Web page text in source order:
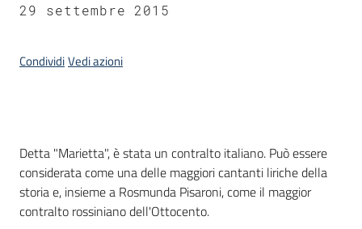
Atti
Piani
Seguici
su
29 settembre 2015
CondividiVedi azioni
Introduzione
Detta "Marietta", è stata un contralto italiano. Può essere
considerata come una delle maggiori cantanti liriche della
storia e, insieme a Rosmunda Pisaroni, come il maggior
contralto rossiniano dell'Ottocento.